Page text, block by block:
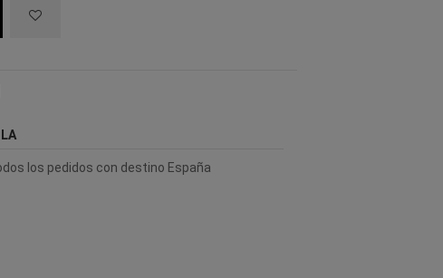
los pedidos con destino España